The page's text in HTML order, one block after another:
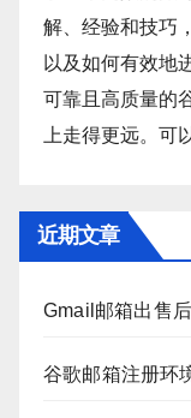
解、经验和技巧
以及如何有效地
可靠且高质量的
上走得更远。可
近期文章
Gmail邮箱出售
谷歌邮箱注册环